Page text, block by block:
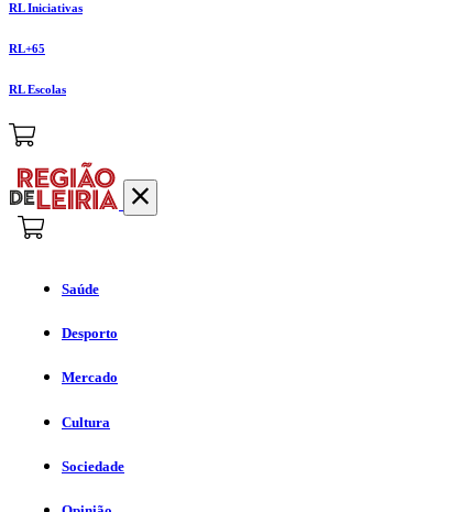
RL Iniciativas
RL+65
RL Escolas
Saúde
Desporto
Mercado
Cultura
Sociedade